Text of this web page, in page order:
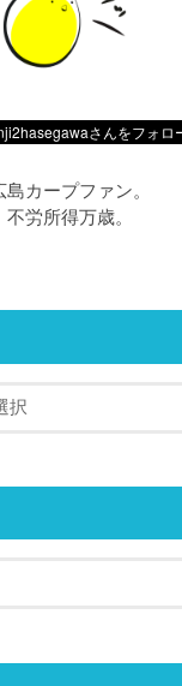
島カープファン。
不労所得万歳。